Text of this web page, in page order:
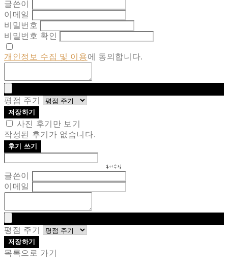
글쓴이
이메일
비밀번호
비밀번호 확인
개인정보 수집 및 이용에 동의합니다.
평점 주기
저장하기
사진 후기만 보기
작성된 후기가 없습니다.
후기 쓰기
후기 수정
글쓴이
이메일
평점 주기
저장하기
목록으로 가기